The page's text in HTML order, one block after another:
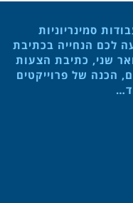
סמינריוניות
לכם הנחייה בכתיבת
שני, כתיבת הצעות
הכנה של פרוייקטים